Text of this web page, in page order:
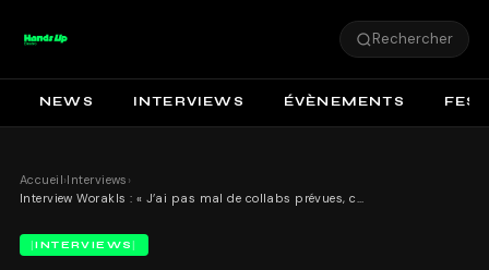
Rechercher
NEWS INTERVIEWS ÉVÈNEMENTS
Accueil›Interviews ›
Interview Worakls : « J’ai pas mal de collabs prévues, comme avec Apashe ou Mosimann »
INTERVIEWS